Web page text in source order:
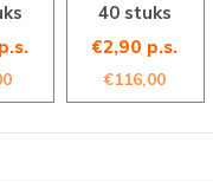
40 stuks
€2,90 p.s.
€116,00